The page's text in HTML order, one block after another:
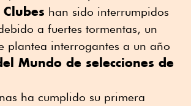
han sido interrumpidos
a fuertes tormentas, un
plantea interrogantes a un año
Mundo de selecciones de
ha cumplido su primera